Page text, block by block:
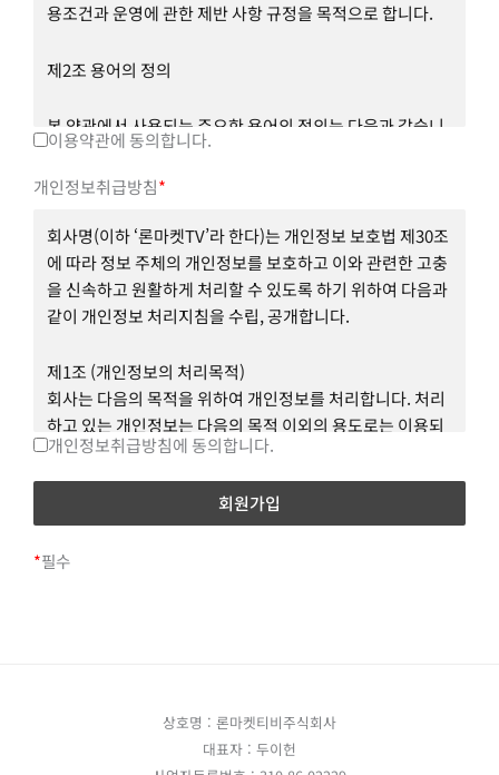
용조건과 운영에 관한 제반 사항 규정을 목적으로 합니다.
제2조 용어의 정의
본 약관에서 사용되는 주요한 용어의 정의는 다음과 같습니
다.
회원등록을 한 자로서, 사이트와의 이용계약을 체결하고 사
이트를 이용하는 이용자를 말합니다.
② 이용계약 : 사이트 이용과 관련하여 사이트와 회원간에
체결 하는 계약을 말합니다.
용을 위하여 회원별로 부여하는 고유한 문자와 숫자의 조합
을 말합니다.
④ 비밀번호 : 회원이 부여받은 ID와 일치된 회원임을 확인
하고 회원의 권익 보호를 위하여 회원이 선정한 문자와 숫자
⑤ 운영자 : 서비스에 홈페이지를 개설하여 운영하는 운영자
를 말합니다.
⑥ 해지 : 회원이 이용계약을 해약하는 것을 말합니다.
이용약관에 동의합니다.
개인정보취급방침*
회사명(이하 ‘론마켓TV’라 한다)는 개인정보 보호법 제30조
에 따라 정보 주체의 개인정보를 보호하고 이와 관련한 고충
을 신속하고 원활하게 처리할 수 있도록 하기 위하여 다음과
같이 개인정보 처리지침을 수립, 공개합니다.
제1조 (개인정보의 처리목적)
회사는 다음의 목적을 위하여 개인정보를 처리합니다. 처리
하고 있는 개인정보는 다음의 목적 이외의 용도로는 이용되
지 않으며, 이용 목적이 변경되는 경우에는 개인정보보호법
제18조에 따라 별도의 동의를 받는 등 필요한 조치를 이행할
1. 홈페이지 회원 가입 및 관리
2. 재화 또는 서비스 제공
개인정보취급방침에 동의합니다.
*필수
상호명 : 론마켓티비주식회사
대표자 : 두이헌